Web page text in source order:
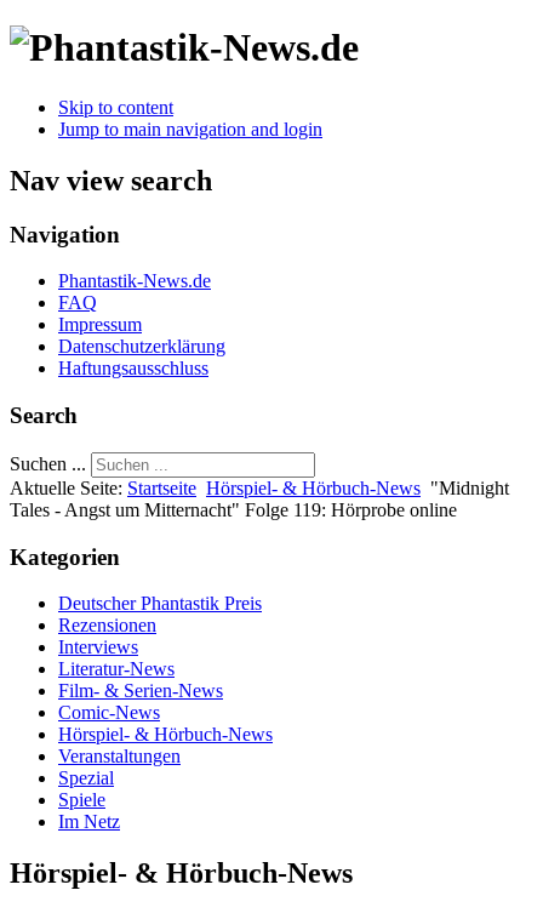
Skip to content
Jump to main navigation and login
Nav view search
Navigation
Phantastik-News.de
FAQ
Impressum
Datenschutzerklärung
Haftungsausschluss
Search
Suchen ...
Aktuelle Seite: Startseite Hörspiel- & Hörbuch-News "Midnight
Tales - Angst um Mitternacht" Folge 119: Hörprobe online
Kategorien
Deutscher Phantastik Preis
Rezensionen
Interviews
Literatur-News
Film- & Serien-News
Comic-News
Hörspiel- & Hörbuch-News
Veranstaltungen
Spezial
Spiele
Im Netz
Hörspiel- & Hörbuch-News